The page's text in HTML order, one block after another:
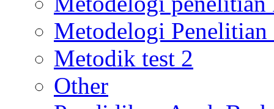
Metodelogi
Metodik test 2
Other